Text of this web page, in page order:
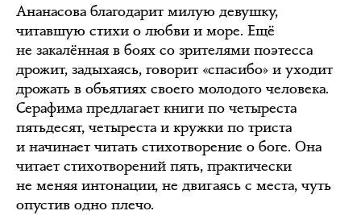
Ананасова благодарит милую девушку,
читавшую стихи о любви и море. Ещё
не закалённая в боях со зрителями поэтесса
дрожит, задыхаясь, говорит «спасибо» и уходит
дрожать в объятиях своего молодого человека.
Серафима предлагает книги по четыреста
пятьдесят, четыреста и кружки по триста
и начинает читать стихотворение о боге. Она
читает стихотворений пять, практически
не меняя интонации, не двигаясь с места, чуть
опустив одно плечо.